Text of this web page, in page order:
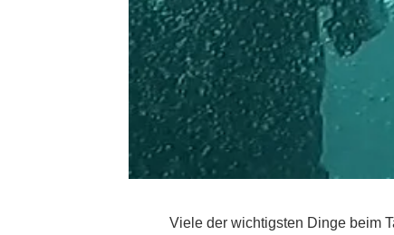
Viele der wichtigsten Dinge beim